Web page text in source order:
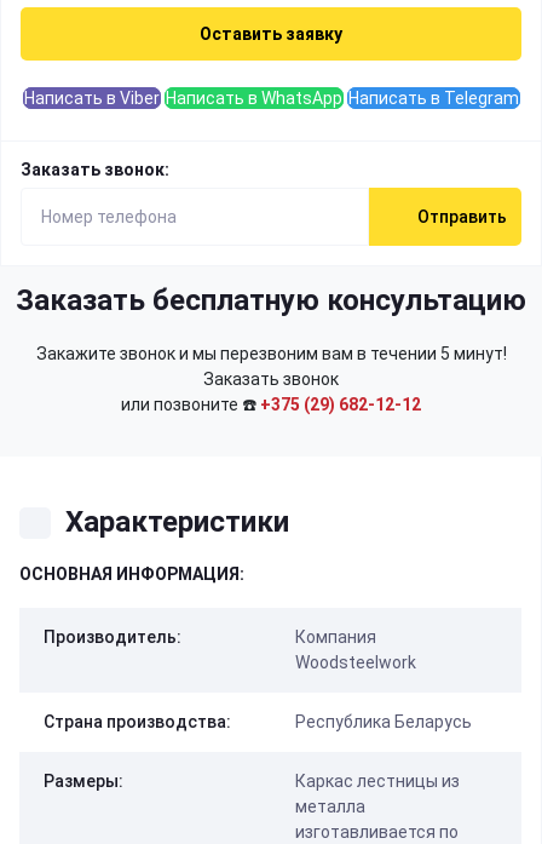
Оставить заявку
Написать в Viber Написать в WhatsApp Написать в Telegram
Заказать звонок:
Отправить
Заказать бесплатную консультацию
Закажите звонок и мы перезвоним вам в течении 5 минут!
Заказать звонок
или позвоните ☎️ +375 (29) 682-12-12
Характеристики
ОСНОВНАЯ ИНФОРМАЦИЯ:
Производитель:
Компания
Woodsteelwork
Страна производства: Республика Беларусь
Размеры:
Каркас лестницы из
металла
изготавливается по